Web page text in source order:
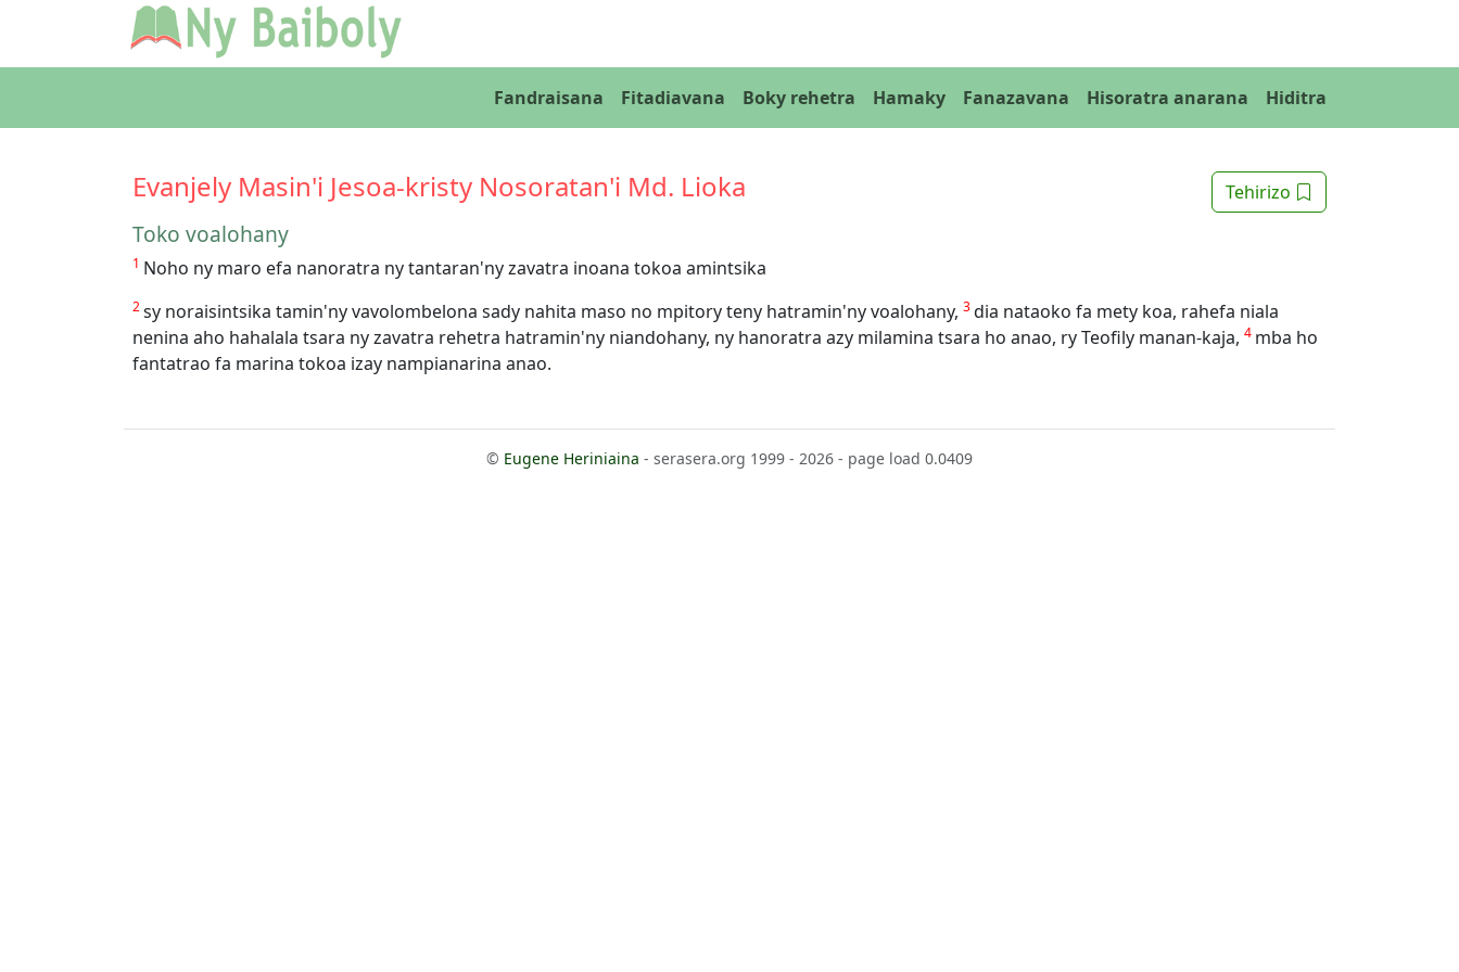
Fandraisana Fitadiavana Boky rehetra Hamaky Fanazavana Hisoratra anarana Hiditra
Tehirizo
Evanjely Masin'i Jesoa-kristy Nosoratan'i Md. Lioka
Toko voalohany
1 Noho ny maro efa nanoratra ny tantaran'ny zavatra inoana tokoa amintsika
2sy noraisintsika tamin'ny vavolombelona sady nahita maso no mpitory teny hatramin'ny voalohany, 3dia nataoko fa mety koa, rahefa niala
nenina aho hahalala tsara ny zavatra rehetra hatramin'ny niandohany, ny hanoratra azy milamina tsara ho anao, ry Teofily manan-kaja, 4 mba ho
fantatrao fa marina tokoa izay nampianarina anao.
© Eugene Heriniaina - serasera.org 1999 - 2026 - page load 0.0409